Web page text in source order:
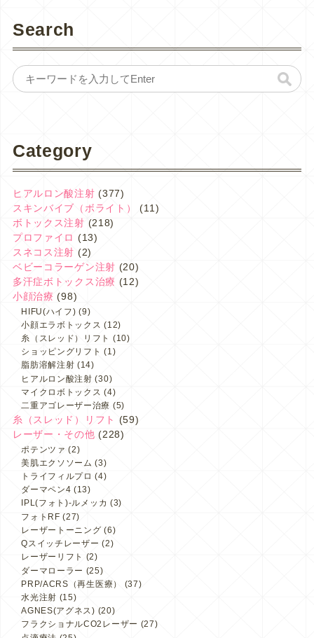
Search
Category
ヒアルロン酸注射 (377)
スキンバイブ（ボライト）
(11)
ボトックス注射 (218)
プロファイロ (13)
スネコス注射 (2)
ベビーコラーゲン注射 (20)
多汗症ボトックス治療 (12)
小顔治療 (98)
HIFU(ハイフ) (9)
小顔エラボトックス (12)
糸（スレッド）リフト (10)
ショッピングリフト (1)
脂肪溶解注射 (14)
ヒアルロン酸注射 (30)
マイクロボトックス (4)
二重アゴレーザー治療 (5)
糸（スレッド）リフト
(59)
レーザー・その他 (228)
ポテンツァ (2)
美肌エクソソーム (3)
トライフィルプロ (4)
ダーマペン4 (13)
IPL(フォト)-ルメッカ (3)
フォトRF (27)
レーザートーニング (6)
Qスイッチレーザー (2)
レーザーリフト (2)
ダーマローラー (25)
PRP/ACRS（再生医療）
(37)
水光注射 (15)
AGNES(アグネス) (20)
フラクショナルCO2レーザー (27)